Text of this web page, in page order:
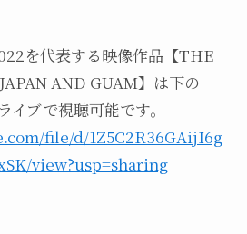
を代表する映像作品【THE
AND GUAM】は下の
ブで視聴可能です。
file/d/1Z5C2R36GAijI6g
view?usp=sharing